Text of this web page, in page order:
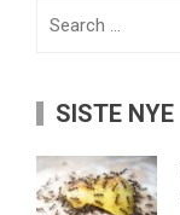
SISTE NYE